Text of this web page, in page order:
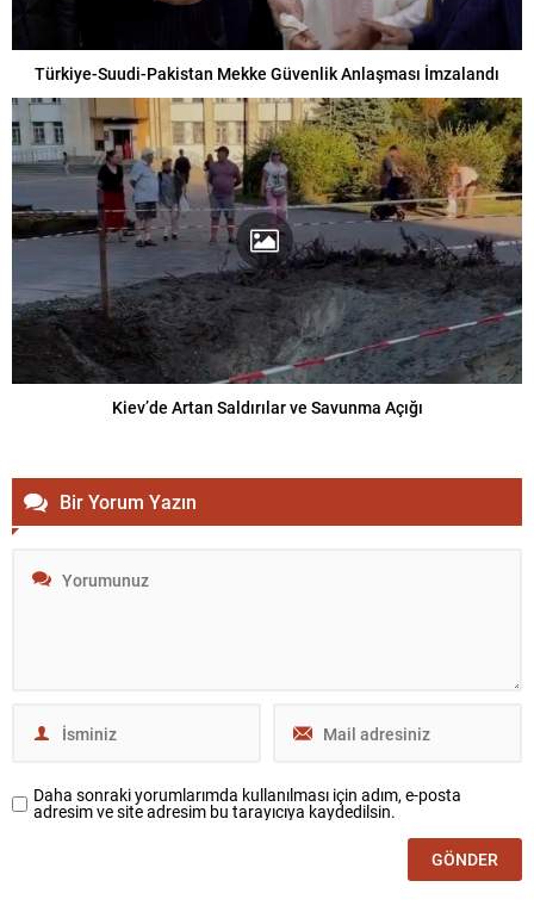
Türkiye-Suudi-Pakistan Mekke Güvenlik Anlaşması İmzalandı
Kiev’de Artan Saldırılar ve Savunma Açığı
Bir Yorum Yazın
Daha sonraki yorumlarımda kullanılması için adım, e-posta
adresim ve site adresim bu tarayıcıya kaydedilsin.